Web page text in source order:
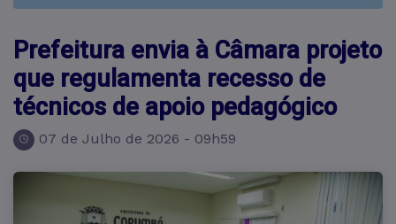
Prefeitura envia à Câmara projeto
que regulamenta recesso de
técnicos de apoio pedagógico
07 de Julho de 2026 - 09h59